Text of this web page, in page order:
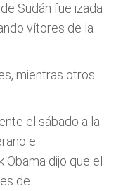
Sudán fue izada
vítores de la
mientras otros
el sábado a la
e
dijo que el
de